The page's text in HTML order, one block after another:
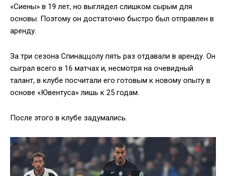
«Сиены» в 19 лет, но выглядел слишком сырым для
основы. Поэтому он достаточно быстро был отправлен в
аренду.
За три сезона Спинаццолу пять раз отдавали в аренду. Он
сыграл всего в 16 матчах и, несмотря на очевидный
талант, в клубе посчитали его готовым к новому опыту в
основе «Ювентуса» лишь к 25 годам.
После этого в клубе задумались.